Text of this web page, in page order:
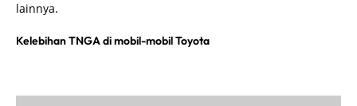
lainnya.
Kelebihan TNGA di mobil-mobil Toyota